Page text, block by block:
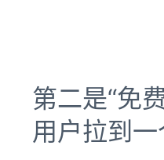
第二是“免
用户拉到